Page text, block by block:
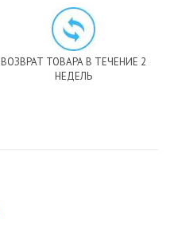
ВОЗВРАТ ТОВАРА В ТЕЧЕНИЕ 2
НЕДЕЛЬ